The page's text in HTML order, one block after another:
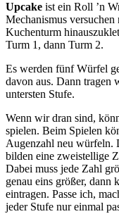
Upcake ist ein Roll ’n
Mechanismus
Kuchenturm
Turm 1, dann Turm 2.
Es werden fünf Würfel
davon aus. Dann tragen
untersten Stufe.
Wenn wir dran sind,
spielen. Beim Spielen
Augenzahl neu würfeln.
bilden eine zweistellige
Dabei muss jede Zahl
genau eins größer, dann
eintragen. Passe ich,
jeder Stufe nur einmal